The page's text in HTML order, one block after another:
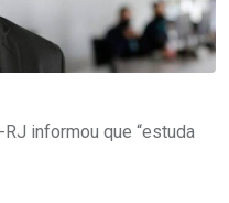
informou que “estuda